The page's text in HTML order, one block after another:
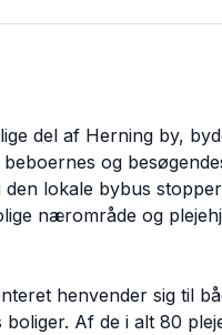
del af Herning by,
og
lokale bybus
nærområde og
henvender sig til
Af de i alt 80